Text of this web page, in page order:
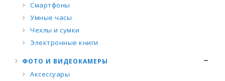
Смартфоны
Умные часы
Чехлы и сумки
Электронные книги
ФОТО И ВИДЕОКАМЕРЫ
Аксессуары